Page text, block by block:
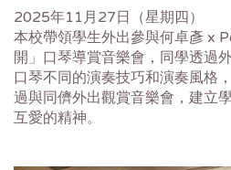
2025年11月27日（星期四）
本校帶領學生外出參與何卓彥 x
開」口琴導賞音樂會，同學透過
口琴不同的演奏技巧和演奏風格
過與同儕外出觀賞音樂會，建立
互愛的精神。​